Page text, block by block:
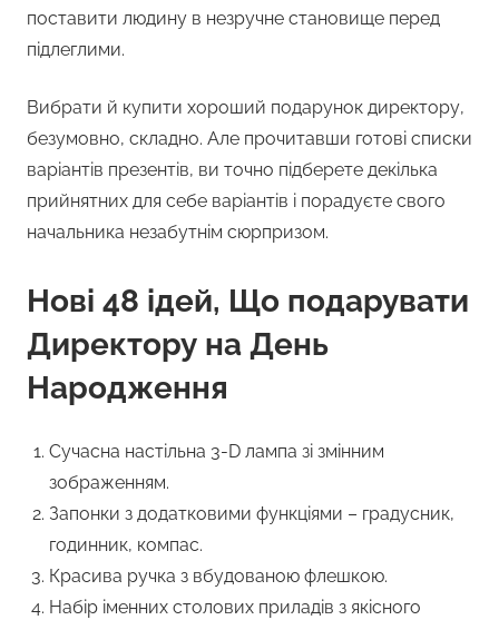
поставити людину в незручне становище перед
підлеглими.
Вибрати й купити хороший подарунок директору,
безумовно, складно. Але прочитавши готові списки
варіантів презентів, ви точно підберете декілька
прийнятних для себе варіантів і порадуєте свого
начальника незабутнім сюрпризом.
Нові 48 ідей, Що подарувати
Директору на День
Народження
Сучасна настільна 3-D лампа зі змінним
зображенням.
Запонки з додатковими функціями – градусник,
годинник, компас.
Красива ручка з вбудованою флешкою.
Набір іменних столових приладів з якісного